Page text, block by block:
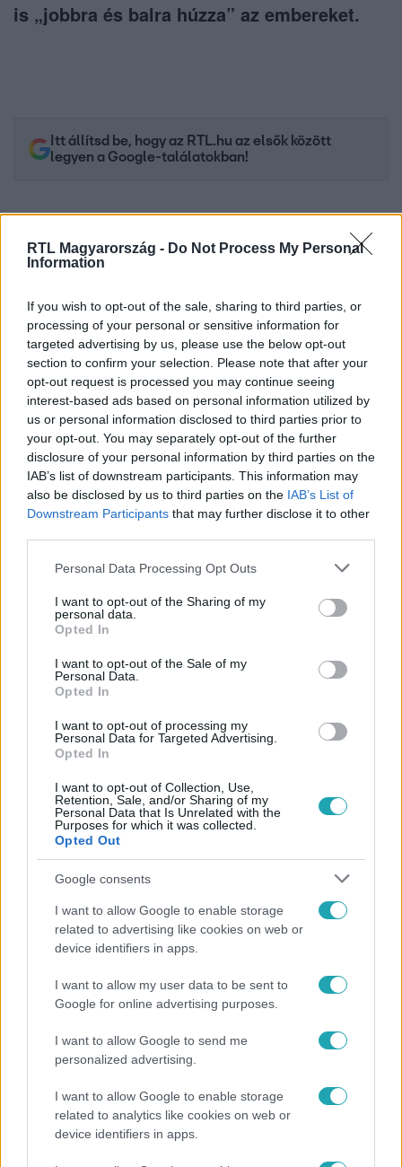
RTL Magyarország - Do Not Process My Personal
Information
If you wish to opt-out of the sale, sharing to third parties, or
processing of your personal or sensitive information for
targeted advertising by us, please use the below opt-out
section to confirm your selection. Please note that after your
opt-out request is processed you may continue seeing
interest-based ads based on personal information utilized by
us or personal information disclosed to third parties prior to
your opt-out. You may separately opt-out of the further
disclosure of your personal information by third parties on the
IAB’s list of downstream participants. This information may
also be disclosed by us to third parties on the IAB’s List of
Downstream Participants that may further disclose it to other
Please note that this website/app uses one or more Google
not limited to your visit or usage behaviour. You may click to
grant or deny consent to Google and its third-party tags to
use your data for below specified purposes in below Google
consent section.
Personal Data Processing Opt Outs
I want to opt-out of the Sharing of my
personal data.
Opted In
I want to opt-out of the Sale of my
Personal Data.
Opted In
I want to opt-out of processing my
Personal Data for Targeted Advertising.
Opted In
I want to opt-out of Collection, Use,
Retention, Sale, and/or Sharing of my
Personal Data that Is Unrelated with the
Purposes for which it was collected.
Opted Out
Google consents
I want to allow Google to enable storage
related to advertising like cookies on web or
device identifiers in apps.
I want to allow my user data to be sent to
Google for online advertising purposes.
I want to allow Google to send me
personalized advertising.
I want to allow Google to enable storage
related to analytics like cookies on web or
device identifiers in apps.
is „jobbra és balra húzza” az embereket.
Itt állítsd be, hogy az RTL.hu az elsők között
legyen a Google-találatokban!
Kövess minket, és értesülj a friss hírekről a
Facebookon is!
Követem
HEVESI KRISZTA
SZEXUALITÁS # REGGELI PODCAST
Népszerű
Életmód
Ezt sokan nem tudják: Ennyibe kerül valójában, ha